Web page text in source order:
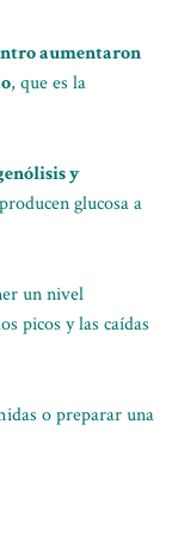
aumentaron
, que es la
y
glucosa a
un nivel
picos y las caídas
o preparar una